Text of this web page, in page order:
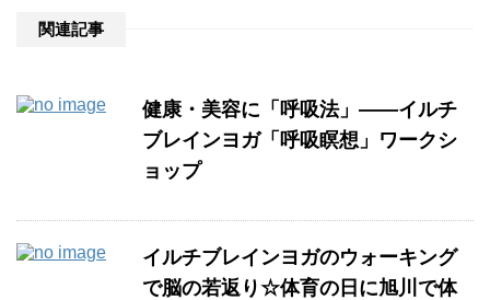
関連記事
健康・美容に「呼吸法」――イルチ
ブレインヨガ「呼吸瞑想」ワークシ
ョップ
イルチブレインヨガのウォーキング
で脳の若返り☆体育の日に旭川で体